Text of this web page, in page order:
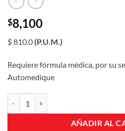
$8,100
$ 810.0(P.U.M.)
Requiere fórmula médica, por su
Automedique
AÑADIR AL